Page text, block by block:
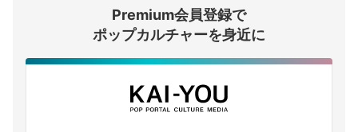
ログインする
Premium会員登録で
ポップカルチャーを身近に